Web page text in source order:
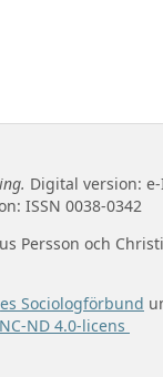
Digital version: e-
ISSN 0038-0342
Persson och
Sociologförbund
ND 4.0-licens